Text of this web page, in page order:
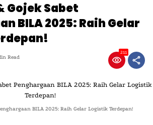
Gojek Sabet
BILA 2025: Raih Gelar
Read
211
BILA 2025: Raih Gelar Logistik Terdepan!